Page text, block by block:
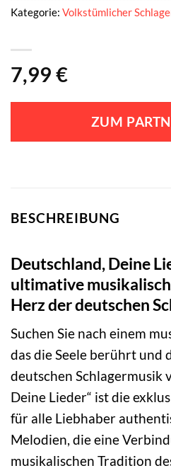
7,99 €
ZUM
Kategorie: Volkstümlicher
BESCHREIBUNG
Deutschland, Deine
ultimative
Herz der deutschen
Suchen Sie nach einem
das die Seele berührt und
deutschen Schlagermusik
Deine Lieder“ ist die
für alle Liebhaber
Melodien, die eine
musikalischen Tradition